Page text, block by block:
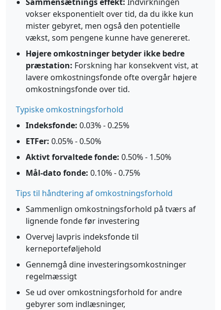
vokser eksponentielt over tid, da du ikke kun
mister gebyret, men også den potentielle
vækst, som pengene kunne have genereret.
Højere omkostninger betyder ikke bedre
præstation: Forskning har konsekvent vist, at
lavere omkostningsfonde ofte overgår højere
omkostningsfonde over tid.
Typiske omkostningsforhold
Indeksfonde: 0.03% - 0.25%
ETFer: 0.05% - 0.50%
Aktivt forvaltede fonde: 0.50% - 1.50%
Mål-dato fonde: 0.10% - 0.75%
Tips til håndtering af omkostningsforhold
Sammenlign omkostningsforhold på tværs af
lignende fonde før investering
Overvej lavpris indeksfonde til
kerneporteføljehold
Gennemgå dine investeringsomkostninger
regelmæssigt
Se ud over omkostningsforhold for andre
gebyrer som indlæsninger,